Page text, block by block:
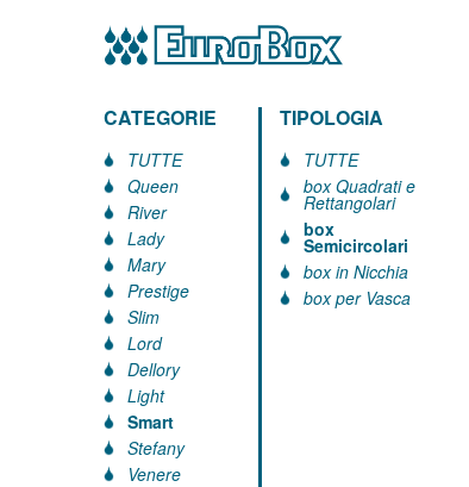
CATEGORIE
TUTTE
Queen
River
Lady
Mary
Prestige
Slim
Lord
Dellory
Light
Smart
Stefany
Venere
TIPOLOGIA
TUTTE
box Quadrati e
Rettangolari
box
Semicircolari
box in Nicchia
box per Vasca